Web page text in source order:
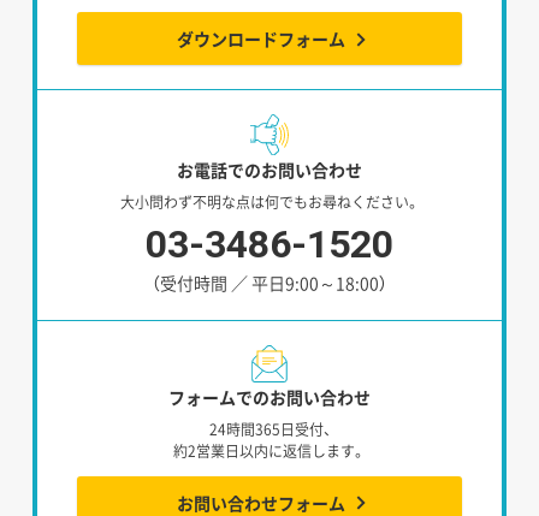
ダウンロードフォーム
お電話でのお問い合わせ
大小問わず不明な点は何でもお尋ねください。
03-3486-1520
（受付時間 ／ 平日9:00～18:00）
フォームでのお問い合わせ
24時間365日受付、
約2営業日以内に返信します。
お問い合わせフォーム